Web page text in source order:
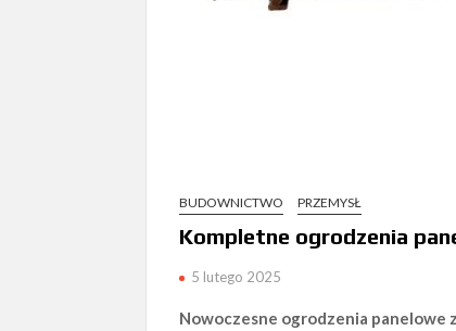
BUDOWNICTWO PRZEMYSŁ
Kompletne ogrodzenia
5 lutego 2025
Nowoczesne ogrodzenia panelowe